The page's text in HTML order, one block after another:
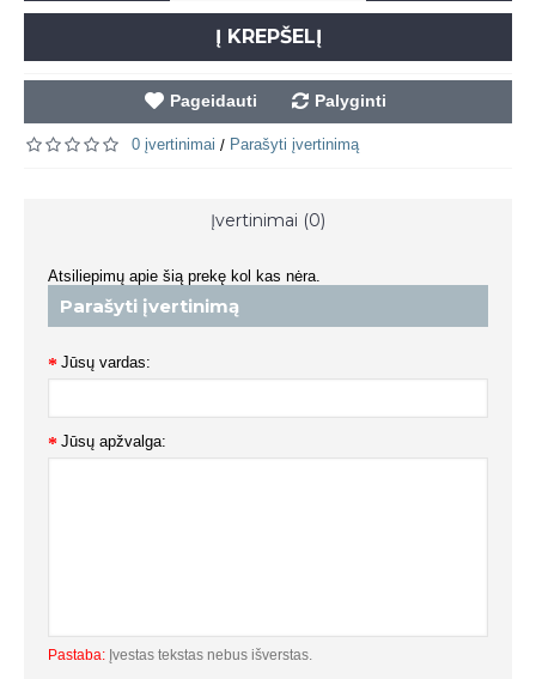
Į KREPŠELĮ
Pageidauti Palyginti
0 įvertinimai / Parašyti įvertinimą
Įvertinimai (0)
Atsiliepimų apie šią prekę kol kas nėra.
Parašyti įvertinimą
Jūsų vardas:
Jūsų apžvalga:
Pastaba: Įvestas tekstas nebus išverstas.